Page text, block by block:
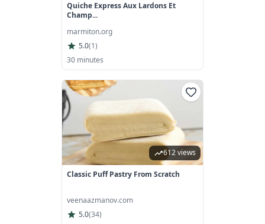
Quiche Express Aux Lardons Et
Champ...
marmiton.org
5.0(1)
30 minutes
612 views
Classic Puff Pastry From Scratch
veenaazmanov.com
5.0(34)